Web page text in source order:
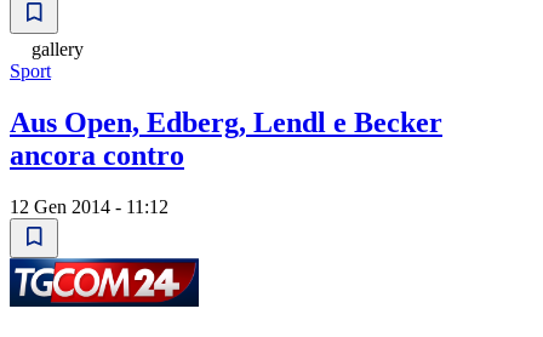
gallery
Sport
Aus Open, Edberg, Lendl e Becker
ancora contro
12 Gen 2014 - 11:12